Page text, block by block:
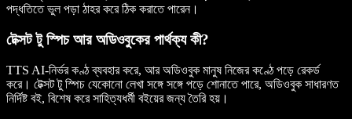
পদ্ধতিতে ভুল পড়া ঠাহর করে ঠিক করাতে পারেন।
টেক্সট টু স্পিচ আর অডিওবুকের পার্থক্য কী?
TTS AI-নির্ভর কণ্ঠ ব্যবহার করে, আর অডিওবুক মানুষ নিজের কণ্ঠে পড়ে রেকর্ড
করে। টেক্সট টু স্পিচ যেকোনো লেখা সঙ্গে সঙ্গে পড়ে শোনাতে পারে, অডিওবুক সাধারণত
নির্দিষ্ট বই, বিশেষ করে সাহিত্যধর্মী বইয়ের জন্য তৈরি হয়।